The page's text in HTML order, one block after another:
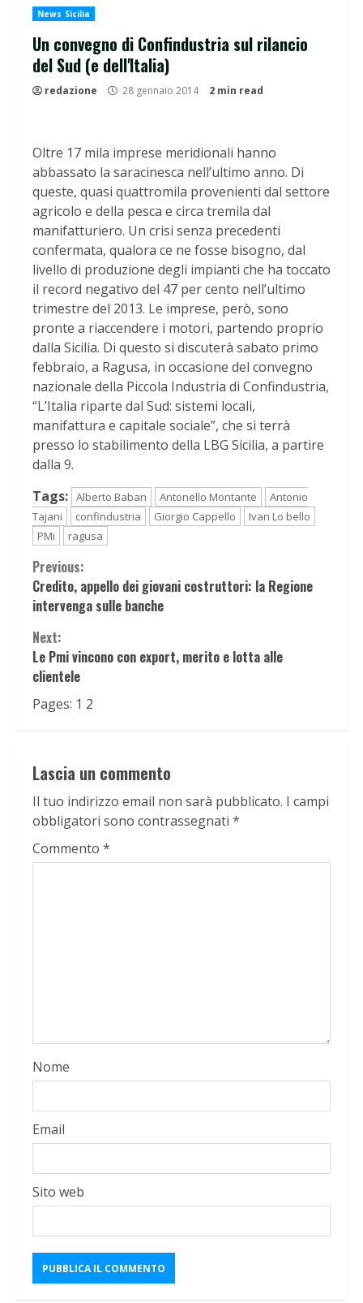
News Sicilia
Un convegno di Confindustria sul rilancio
del Sud (e dell'Italia)
redazione 28 gennaio 2014 2 min read
Oltre 17 mila imprese meridionali hanno
abbassato la saracinesca nell’ultimo anno. Di
queste, quasi quattromila provenienti dal settore
agricolo e della pesca e circa tremila dal
manifatturiero. Un crisi senza precedenti
confermata, qualora ce ne fosse bisogno, dal
livello di produzione degli impianti che ha toccato
il record negativo del 47 per cento nell’ultimo
trimestre del 2013. Le imprese, però, sono
pronte a riaccendere i motori, partendo proprio
dalla Sicilia. Di questo si discuterà sabato primo
febbraio, a Ragusa, in occasione del convegno
nazionale della Piccola Industria di Confindustria,
“L’Italia riparte dal Sud: sistemi locali,
manifattura e capitale sociale”, che si terrà
presso lo stabilimento della LBG Sicilia, a partire
dalla 9.
Tags: Alberto Baban Antonello Montante
Antonio
Tajani
confindustria Giorgio Cappello
Ivan Lo bello
PMi
ragusa
Continue
Reading
Previous:
Credito, appello dei giovani costruttori: la Regione
intervenga sulle banche
Next:
Le Pmi vincono con export, merito e lotta alle
clientele
Pages: 1 2
Lascia un commento
Il tuo indirizzo email non sarà pubblicato. I campi
obbligatori sono contrassegnati *
Commento *
Nome
Email
Sito web